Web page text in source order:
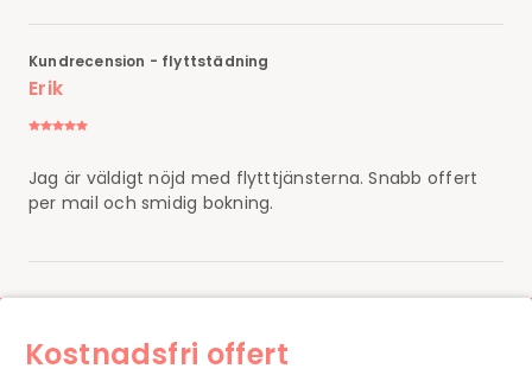
Kundrecension - flyttstädning
Erik
Jag är väldigt nöjd med flytttjänsterna. Snabb offert
per mail och smidig bokning.
Kostnadsfri offert